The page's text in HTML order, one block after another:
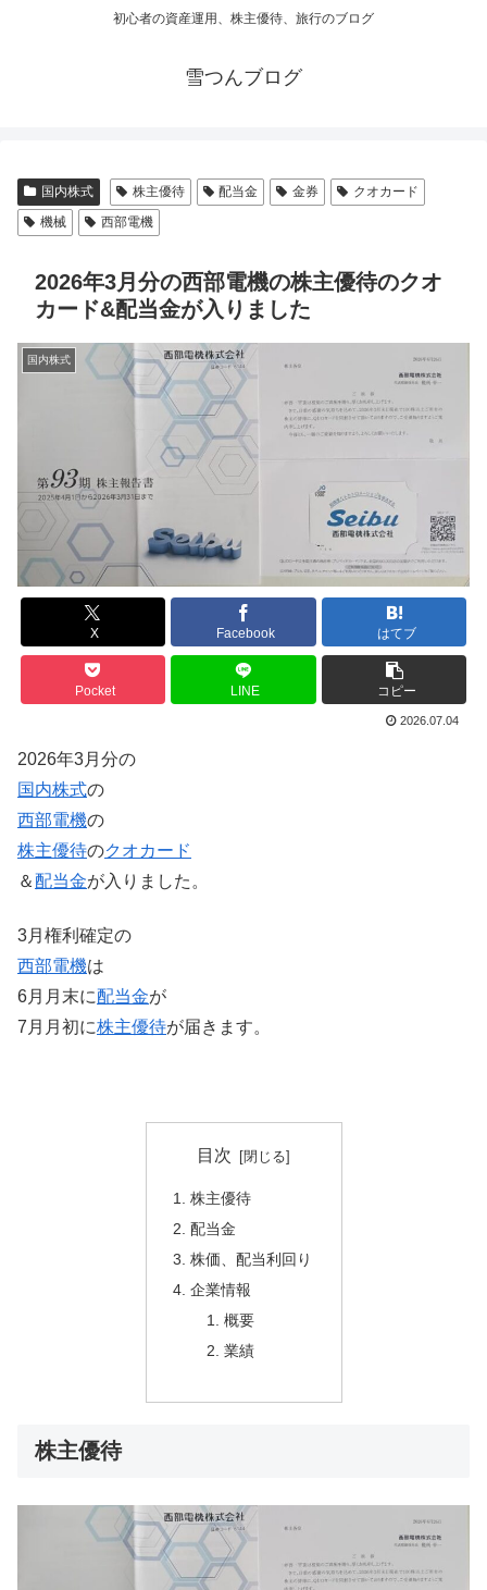
初心者の資産運用、株主優待、旅行のブログ
雪つんブログ
国内株式 株主優待 配当金 金券
クオカード
機械
西部電機
2026年3月分の西部電機の株主優待のクオ
カード&配当金が入りました
国内株式
X Facebook はてブ
Pocket LINE コピー
2026.07.04
2026年3月分の
国内株式の
西部電機の
株主優待のクオカード
＆配当金が入りました。
3月権利確定の
西部電機は
6月月末に配当金が
7月月初に株主優待が届きます。
目次
株主優待
配当金
株価、配当利回り
企業情報
概要
業績
株主優待